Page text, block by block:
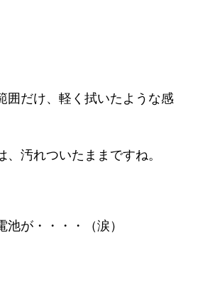
囲だけ、軽く拭いたような感
汚れついたままですね。
池が・・・・（涙）